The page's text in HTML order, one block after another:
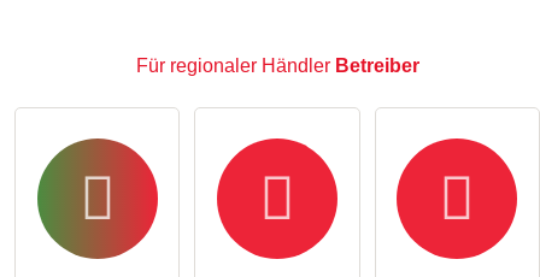
Für regionaler Händler Betreiber